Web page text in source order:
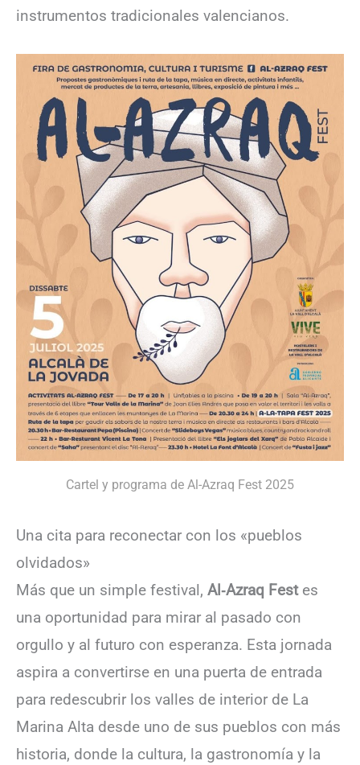
instrumentos tradicionales valencianos.
Cartel y programa de Al-Azraq Fest 2025
Una cita para reconectar con los «pueblos
olvidados»
Más que un simple festival, Al‑Azraq Festes
una oportunidad para mirar al pasado con
orgullo y al futuro con esperanza. Esta jornada
aspira a convertirse en una puerta de entrada
para redescubrir los valles de interior de La
Marina Alta desde uno de sus pueblos con más
historia, donde la cultura, la gastronomía y la